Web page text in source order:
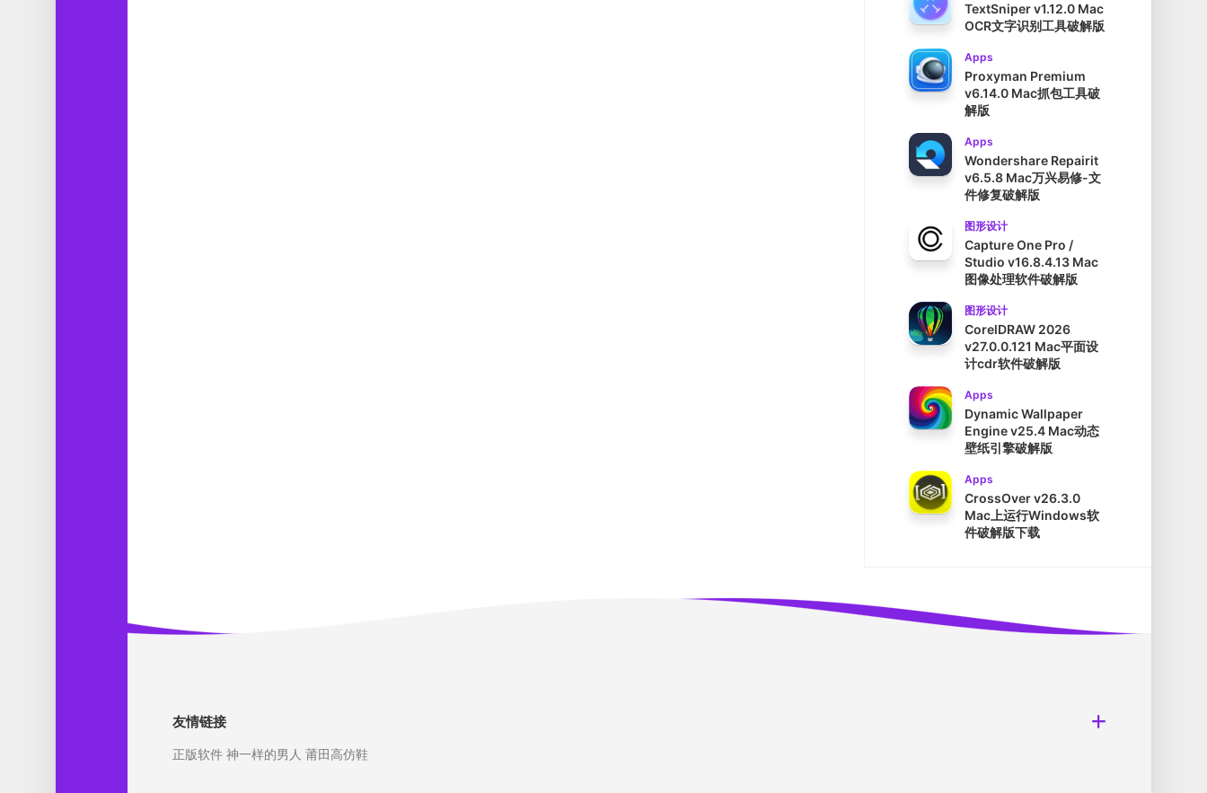
TextSniper v1.12.0 Mac
OCR文字识别工具破解版
Apps
Proxyman Premium
v6.14.0 Mac抓包工具破
解版
Apps
Wondershare Repairit
v6.5.8 Mac万兴易修-文
件修复破解版
图形设计
Capture One Pro /
Studio v16.8.4.13 Mac
图像处理软件破解版
图形设计
CorelDRAW 2026
v27.0.0.121 Mac平面设
计cdr软件破解版
Apps
Dynamic Wallpaper
Engine v25.4 Mac动态
壁纸引擎破解版
Apps
CrossOver v26.3.0
Mac上运行Windows软
件破解版下载
友情链接
正版软件 神一样的男人 莆田高仿鞋